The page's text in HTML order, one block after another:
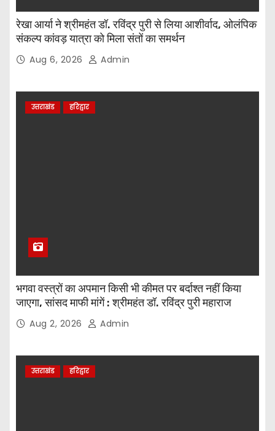
रेखा आर्या ने श्रीमहंत डॉ. रविंद्र पुरी से लिया आशीर्वाद, ओलंपिक
संकल्प कांवड़ यात्रा को मिला संतों का समर्थन
Aug 6, 2026 Admin
उत्तराखंड हरिद्वार
भगवा वस्त्रों का अपमान किसी भी कीमत पर बर्दाश्त नहीं किया
जाएगा, सांसद माफी मांगें : श्रीमहंत डॉ. रविंद्र पुरी महाराज
Aug 2, 2026 Admin
उत्तराखंड हरिद्वार